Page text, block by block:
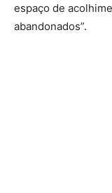
espaço de
abandonados”.